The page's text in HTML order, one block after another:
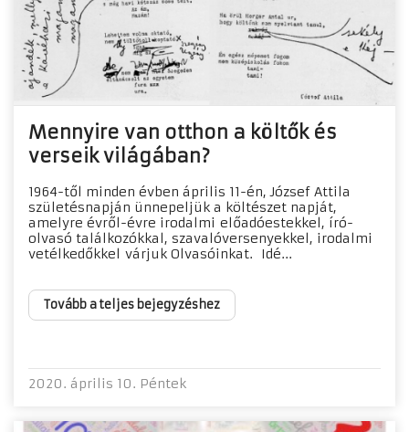
Mennyire van otthon a költők és
verseik világában?
1964-től minden évben április 11-én, József Attila
születésnapján ünnepeljük a költészet napját,
amelyre évről-évre irodalmi előadóestekkel, író-
olvasó találkozókkal, szavalóversenyekkel, irodalmi
vetélkedőkkel várjuk Olvasóinkat. Idé...
Tovább a teljes bejegyzéshez
2020. április 10. Péntek